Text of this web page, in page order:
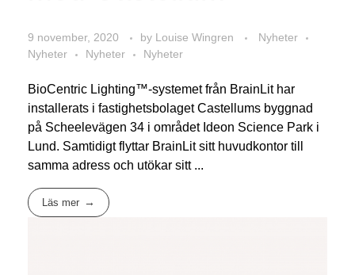
9 november, 2020 by Louise Wingren
Nyheter
Nyheter
Nyheter Nyheter
BioCentric Lighting™-systemet från BrainLit har
installerats i fastighetsbolaget Castellums byggnad
på Scheelevägen 34 i området Ideon Science Park i
Lund. Samtidigt flyttar BrainLit sitt huvudkontor till
samma adress och utökar sitt ...
Läs mer